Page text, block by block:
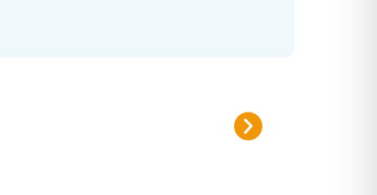
Plan canicule 2026
Inscrivez-vous sur le registre